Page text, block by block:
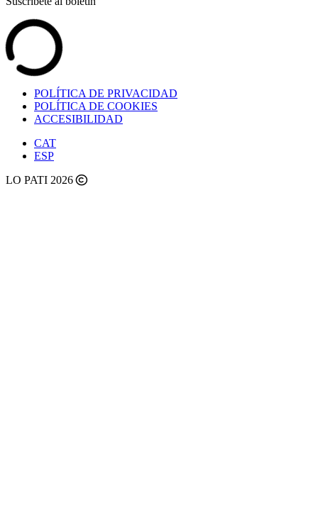
POLÍTICA DE PRIVACIDAD
POLÍTICA DE COOKIES
ACCESIBILIDAD
CAT
ESP
LO PATI 2026